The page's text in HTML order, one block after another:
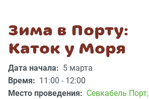
Зима в Порту:
Каток у Моря
Дата начала: 5 марта
Время: 11:00 - 12:00
Место проведения: Севкабель Порт,